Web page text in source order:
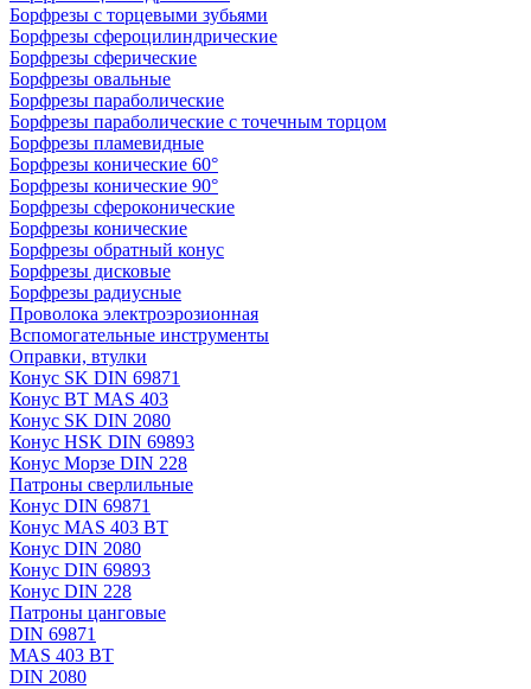
Борфрезы с торцевыми зубьями
Борфрезы сфероцилиндрические
Борфрезы сферические
Борфрезы овальные
Борфрезы параболические
Борфрезы параболические с точечным торцом
Борфрезы пламевидные
Борфрезы конические 60°
Борфрезы конические 90°
Борфрезы сфероконические
Борфрезы конические
Борфрезы обратный конус
Борфрезы дисковые
Борфрезы радиусные
Проволока электроэрозионная
Вспомогательные инструменты
Оправки, втулки
Конус SK DIN 69871
Конус BT MAS 403
Конус SK DIN 2080
Конус HSK DIN 69893
Конус Морзе DIN 228
Патроны сверлильные
Конус DIN 69871
Конус MAS 403 BT
Конус DIN 2080
Конус DIN 69893
Конус DIN 228
Патроны цанговые
DIN 69871
MAS 403 BT
DIN 2080